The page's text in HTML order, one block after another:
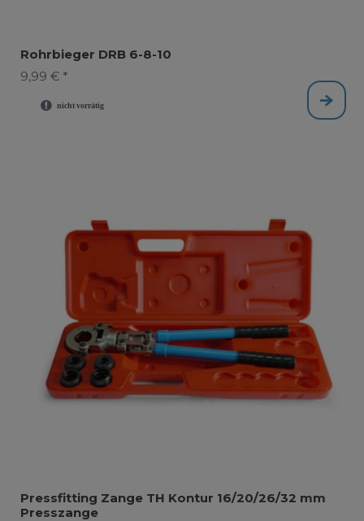
Rohrbieger DRB 6-8-10
9,99 € *
Pressfitting Zange TH Kontur 16/20/26/32 mm
Presszange